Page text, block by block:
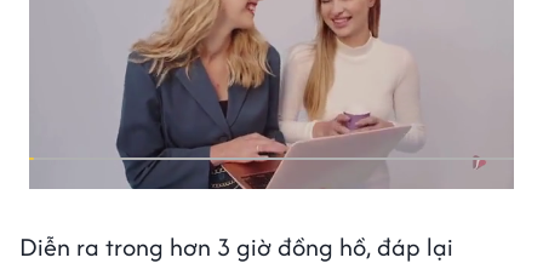
Diễn ra trong hơn 3 giờ đồng hồ, đáp lại